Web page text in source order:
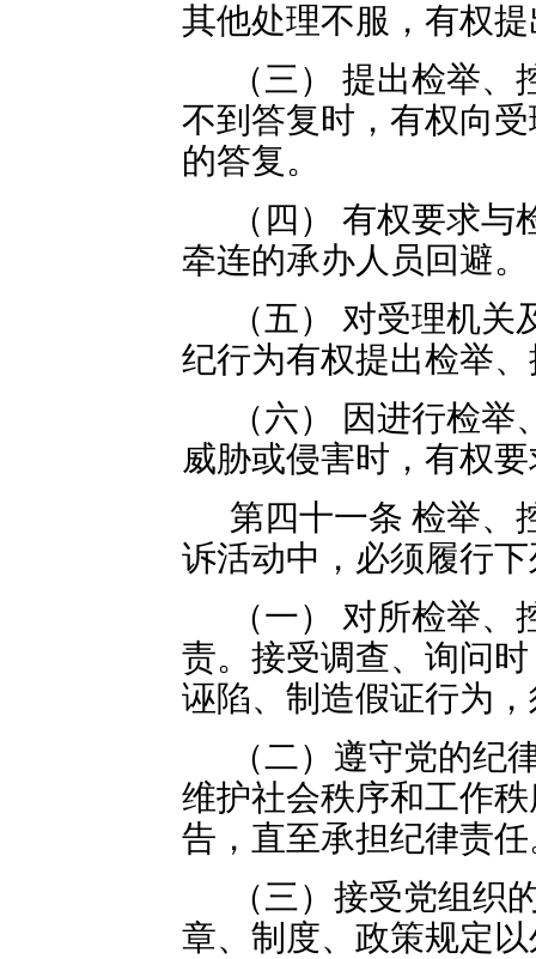
其他处理不服，有权
（三） 提出检举
不到答复时，有权向
的答复。
（四） 有权要求
牵连的承办人员回避。
（五） 对受理机
纪行为有权提出检举
（六） 因进行检
威胁或侵害时，有权
第四十一条 检举、
诉活动中，必须履行
（一） 对所检举
责。接受调查、询问
诬陷、制造假证行为
（二）遵守党的纪
维护社会秩序和工作
告，直至承担纪律责
（三）接受党组织
章、制度、政策规定